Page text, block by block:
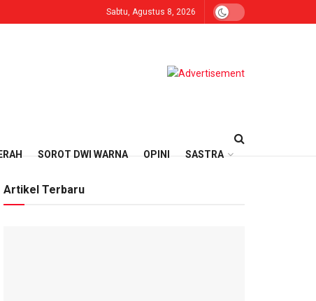
Sabtu, Agustus 8, 2026
SOROT DWI WARNA OPINI SASTRA
Artikel Terbaru